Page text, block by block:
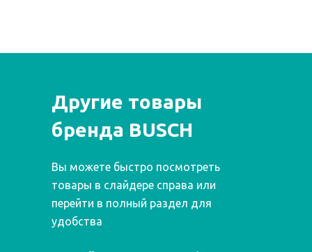
Другие товары
бренда BUSCH
Вы можете быстро посмотреть
товары в слайдере справа или
перейти в полный раздел для
удобства